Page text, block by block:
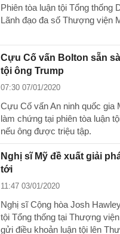
Phiên tòa luận tội Tổng thống
Lãnh đạo đa số Thượng viện
Cựu Cố vấn Bolton sẵn
tội ông Trump
07:30 07/01/2020
Cựu Cố vấn An ninh quốc gia
làm chứng tại phiên tòa luận
nếu ông được triệu tập.
Nghị sĩ Mỹ đề xuất giải
tới
11:47 03/01/2020
Nghị sĩ Cộng hòa Josh
tội Tổng thống tại Thượng
gửi điều khoản luận tội lên